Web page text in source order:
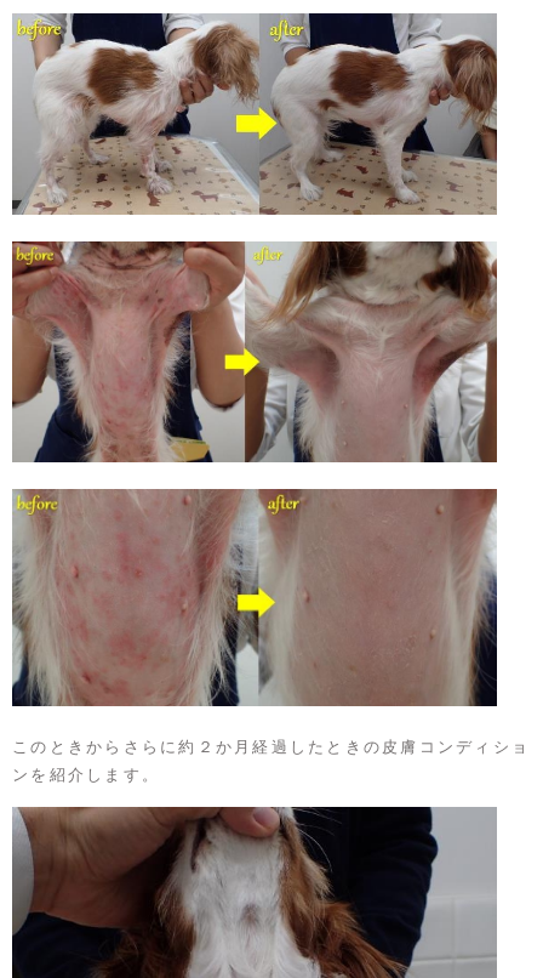
このときからさらに約２か月経過したときの皮膚コンディショ
ンを紹介します。